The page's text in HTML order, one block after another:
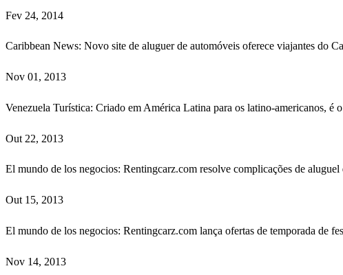
Fev 24, 2014
Caribbean News: Novo site de aluguer de automóveis oferece viajantes do
Nov 01, 2013
Venezuela Turística: Criado em América Latina para os latino-americanos, é
Out 22, 2013
El mundo de los negocios: Rentingcarz.com resolve complicações de aluguel
Out 15, 2013
El mundo de los negocios: Rentingcarz.com lança ofertas de temporada de
Nov 14, 2013